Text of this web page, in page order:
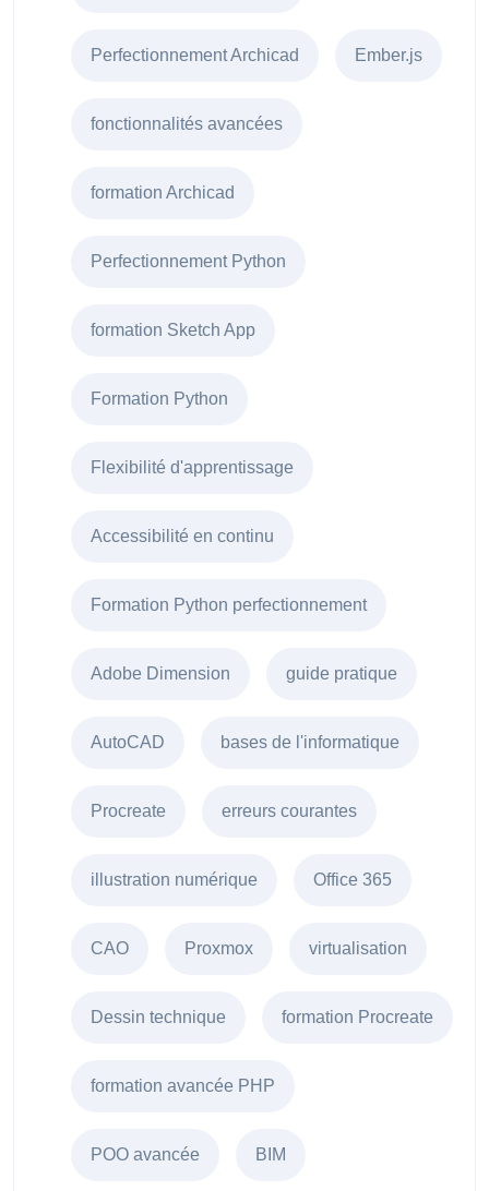
Perfectionnement Archicad Ember.js
fonctionnalités avancées
formation Archicad
Perfectionnement Python
formation Sketch App
Formation Python
Flexibilité d'apprentissage
Accessibilité en continu
Formation Python perfectionnement
Adobe Dimension guide pratique
AutoCAD bases de l'informatique
Procreate erreurs courantes
illustration numérique Office 365
CAO Proxmox virtualisation
Dessin technique formation Procreate
formation avancée PHP
POO avancée BIM